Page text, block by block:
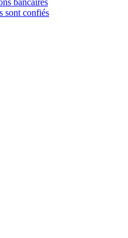
bancaires
sont confiés